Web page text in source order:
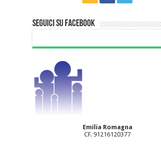
Seguici su Facebook
Emilia Romagna
CF. 91216120377